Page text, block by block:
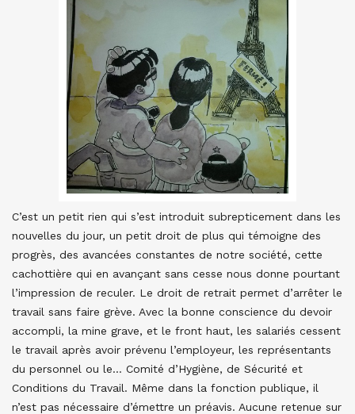
C’est un petit rien qui s’est introduit subrepticement dans les
nouvelles du jour, un petit droit de plus qui témoigne des
progrès, des avancées constantes de notre société, cette
cachottière qui en avançant sans cesse nous donne pourtant
l’impression de reculer. Le droit de retrait permet d’arrêter le
travail sans faire grève. Avec la bonne conscience du devoir
accompli, la mine grave, et le front haut, les salariés cessent
le travail après avoir prévenu l’employeur, les représentants
du personnel ou le… Comité d’Hygiène, de Sécurité et
Conditions du Travail. Même dans la fonction publique, il
n’est pas nécessaire d’émettre un préavis. Aucune retenue sur